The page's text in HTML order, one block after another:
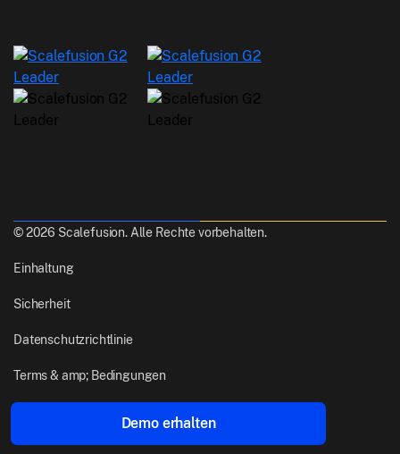
© 2026 Scalefusion. Alle Rechte vorbehalten.
Einhaltung
Sicherheit
Datenschutzrichtlinie
Terms & amp; Bedingungen
Demo erhalten